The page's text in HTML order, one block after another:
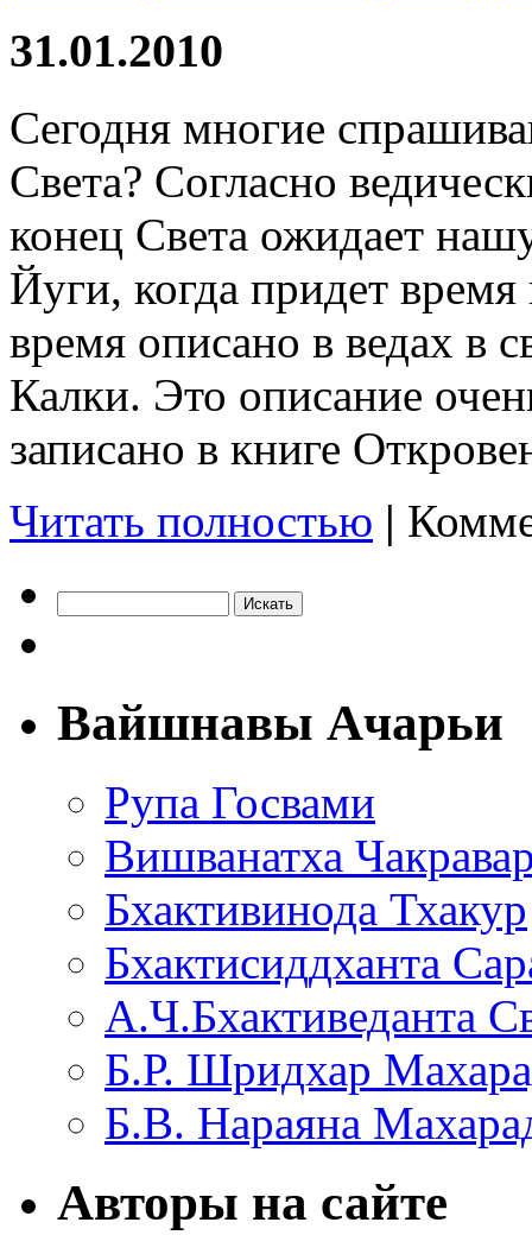
31.01.2010
Сегодня многие
Света? Согласно
конец Света ожидает
Йуги, когда придет
время описано в ведах в
Калки. Это описание
записано в книге
Читать полностью |
Вайшнавы Ачарьи
Рупа Госвами
Вишванатха
Бхактивинода Тхакур
Бхактисиддханта
А.Ч.Бхактиведанта
Б.Р. Шридхар
Б.В. Нараяна
Авторы на сайте